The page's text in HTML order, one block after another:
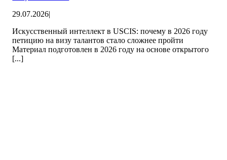
29.07.2026|
Искусственный интеллект в USCIS: почему в 2026 году
петицию на визу талантов стало сложнее пройти
Материал подготовлен в 2026 году на основе открытого
[...]